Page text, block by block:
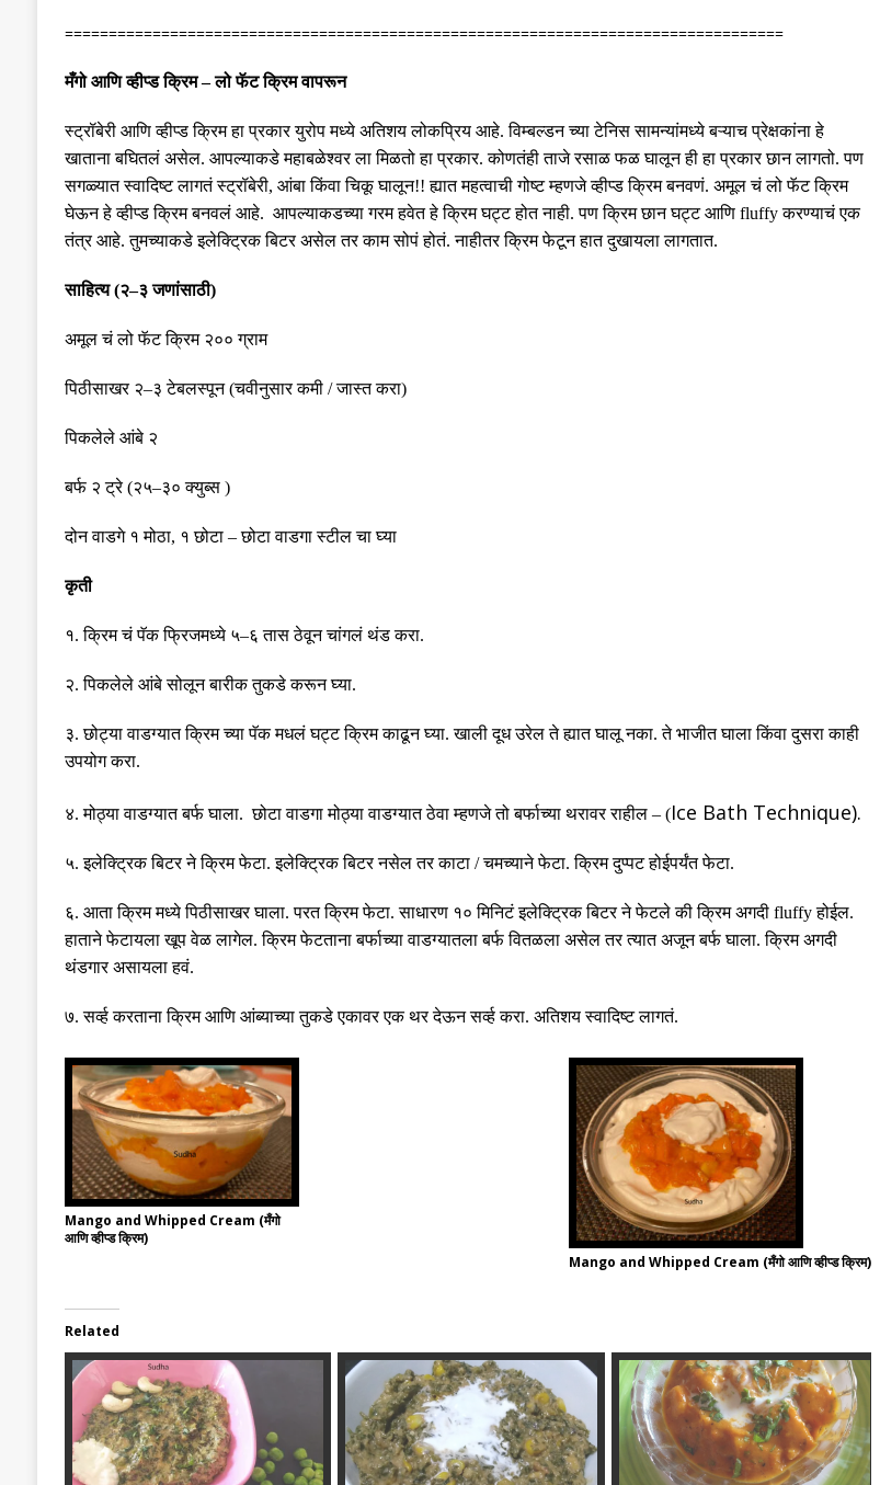
==================================================================================
मँगो आणि व्हीप्ड क्रिम–लो फॅट क्रिम वापरून
स्ट्रॉबेरी आणि व्हीप्ड क्रिम हा प्रकार युरोप मध्ये अतिशय लोकप्रिय आहे.विम्बल्डन च्या टेनिस सामन्यांमध्ये बऱ्याच प्रेक्षकांना हे
खाताना बघितलं असेल. आपल्याकडे महाबळेश्वर ला मिळतो हा प्रकार.कोणतंही ताजे रसाळ फळ घालून ही हा प्रकार छान लागतो.पण
सगळ्यात स्वादिष्ट लागतं स्ट्रॉबेरी, आंबाकिंवा चिकू घालून!!ह्यात महत्वाची गोष्ट म्हणजे व्हीप्ड क्रिम बनवणं. अमूल चं लो फॅट क्रिम
घेऊन हे व्हीप्ड क्रिम बनवलं आहे. आपल्याकडच्या गरम हवेत हे क्रिम घट्ट होत नाही.पण क्रिम छान घट्ट आणि fluffyकरण्याचं एक
तंत्र आहे.तुमच्याकडे इलेक्ट्रिक बिटर असेल तर काम सोपं होतं.नाहीतर क्रिम फेटून हात दुखायला लागतात.
साहित्य(२–३ जणांसाठी)
अमूल चं लो फॅट क्रिम २०० ग्राम
पिठीसाखर २–३ टेबलस्पून(चवीनुसार कमी /जास्त करा)
पिकलेले आंबे २
बर्फ २ ट्रे(२५–३० क्युब्स )
दोन वाडगे १ मोठा, १ छोटा –छोटा वाडगा स्टील चा घ्या
कृती
१.क्रिम चं पॅक फ्रिजमध्ये ५–६ तास ठेवून चांगलं थंड करा.
२.पिकलेले आंबे सोलून बारीक तुकडे करून घ्या.
३.छोट्या वाडग्यात क्रिम च्या पॅक मधलं घट्ट क्रिम काढून घ्या.खाली दूध उरेल ते ह्यात घालू नका.ते भाजीत घाला किंवा दुसरा काही
उपयोग करा.
४.मोठ्या वाडग्यात बर्फ घाला.छोटा वाडगा मोठ्या वाडग्यात ठेवा म्हणजे तो बर्फाच्या थरावर राहील – (Ice Bath Technique).
५.इलेक्ट्रिक बिटर ने क्रिम फेटा.इलेक्ट्रिक बिटर नसेल तर काटा /चमच्याने फेटा.क्रिम दुप्पट होईपर्यंत फेटा.
६. आता क्रिम मध्ये पिठीसाखर घाला.परत क्रिम फेटा.साधारण १० मिनिटं इलेक्ट्रिक बिटर ने फेटले की क्रिम अगदी fluffyहोईल.
हाताने फेटायला खूप वेळ लागेल.क्रिम फेटताना बर्फाच्या वाडग्यातला बर्फ वितळला असेल तर त्यात अजून बर्फ घाला.क्रिम अगदी
थंडगार असायला हवं.
७.सर्व्ह करताना क्रिम आणि आंब्याच्या तुकडे एकावर एक थर देऊन सर्व्ह करा. अतिशय स्वादिष्ट लागतं.
Mango and Whipped Cream (मँगो
आणि व्हीप्ड क्रिम)
Mango and Whipped Cream (मँगो आणि व्हीप्ड क्रिम)
Related